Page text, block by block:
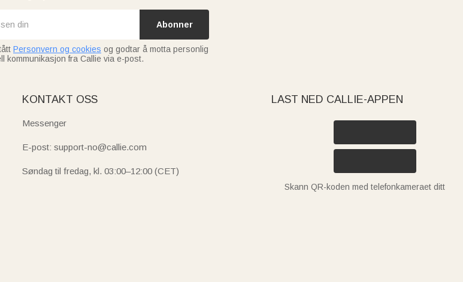
Abonner
Personvern og cookies og godtar å motta personlig
kommunikasjon fra Callie via e-post.
KONTAKT OSS
Messenger
E-post: support-no@callie.com
Søndag til fredag, kl. 03:00–12:00 (CET)
LAST NED CALLIE-APPEN
Skann QR-koden med telefonkameraet ditt